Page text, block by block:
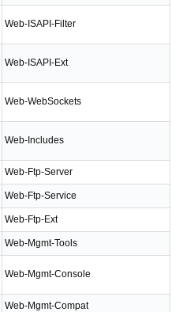
Web-ISAPI-Filter
Web-ISAPI-Ext
Web-WebSockets
Web-Includes
Web-Ftp-Server
Web-Ftp-Service
Web-Ftp-Ext
Web-Mgmt-Tools
Web-Mgmt-Console
Web-Mgmt-Compat